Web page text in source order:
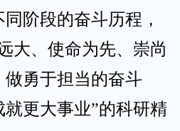
阶段的奋斗历程，
大、使命为先、崇尚
勇于担当的奋斗
更大事业”的科研精